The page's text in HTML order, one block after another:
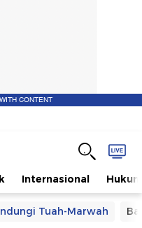
CONTENT
Internasional Hukum
Tuah-Marwah